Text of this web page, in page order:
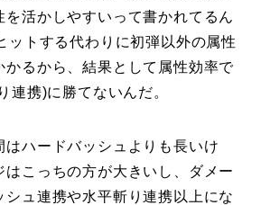
を活かしやすいって書かれてるん
ットする代わりに初弾以外の属性
かるから、結果として属性効率で
連携)に勝てないんだ。
はハードバッシュよりも長いけ
はこっちの方が大きいし、ダメー
シュ連携や水平斬り連携以上にな